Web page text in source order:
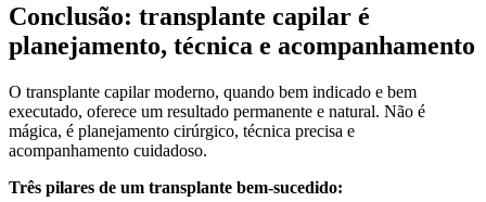
Conclusão: transplante capilar é
planejamento, técnica e acompanhamento
O transplante capilar moderno, quando bem indicado e bem
executado, oferece um resultado permanente e natural. Não é
mágica, é planejamento cirúrgico, técnica precisa e
acompanhamento cuidadoso.
Três pilares de um transplante bem-sucedido: